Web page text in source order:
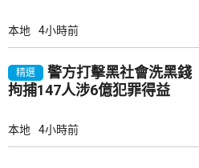
本地 4小時前
精選
警方打擊黑社會洗黑錢
拘捕147人涉6億犯罪得益
本地 4小時前